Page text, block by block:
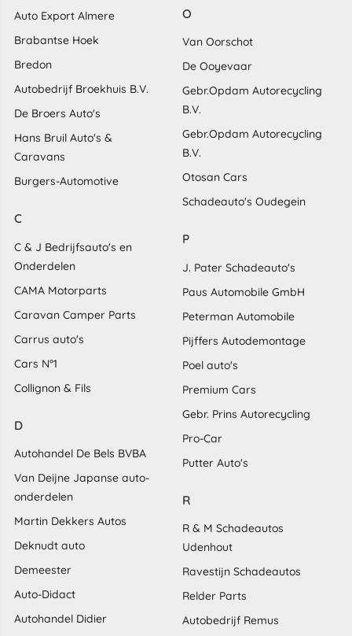
Auto Export Almere
Brabantse Hoek
Bredon
Autobedrijf Broekhuis B.V.
De Broers Auto's
Hans Bruil Auto's &
Caravans
Burgers-Automotive
C
C & J Bedrijfsauto's en
Onderdelen
CAMA Motorparts
Caravan Camper Parts
Carrus auto's
Cars N°1
Collignon & Fils
D
Autohandel De Bels BVBA
Van Deijne Japanse auto-
onderdelen
Martin Dekkers Autos
Deknudt auto
Demeester
Auto-Didact
Autohandel Didier
O
Van Oorschot
De Ooyevaar
Gebr.Opdam Autorecycling
B.V.
Gebr.Opdam Autorecycling
B.V.
Otosan Cars
Schadeauto's Oudegein
P
J. Pater Schadeauto's
Paus Automobile GmbH
Peterman Automobile
Pijffers Autodemontage
Poel auto's
Premium Cars
Gebr. Prins Autorecycling
Pro-Car
Putter Auto's
R
R & M Schadeautos
Udenhout
Ravestijn Schadeautos
Relder Parts
Autobedrijf Remus